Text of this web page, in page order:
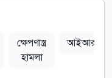
ক্ষেপণাস্ত্র
হামলা